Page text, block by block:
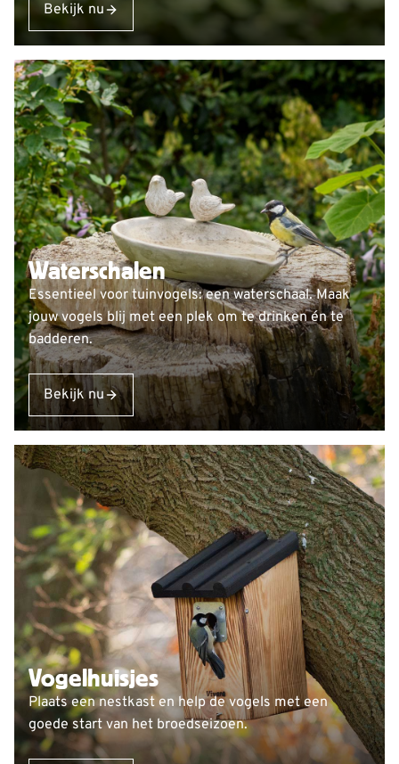
Bekijk nu
Waterschalen
Essentieel voor tuinvogels: een waterschaal. Maak
jouw vogels blij met een plek om te drinken én te
badderen.
Bekijk nu
Vogelhuisjes
Plaats een nestkast en help de vogels met een
goede start van het broedseizoen.